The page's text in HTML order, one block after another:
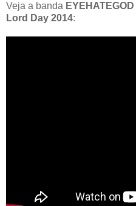
Veja a banda EYEHATEGOD
Lord Day 2014: